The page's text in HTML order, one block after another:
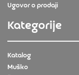
Ugovor o prodaji
Kategorije
Katalog
Muško